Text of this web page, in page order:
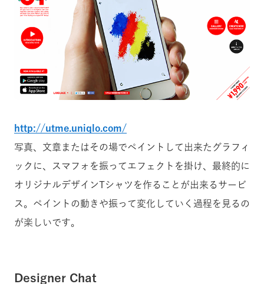
http://utme.uniqlo.com/
写真、文章またはその場でペイントして出来たグラフィ
ックに、スマフォを振ってエフェクトを掛け、最終的に
オリジナルデザインTシャツを作ることが出来るサービ
ス。ペイントの動きや振って変化していく過程を見るの
が楽しいです。
Designer Chat